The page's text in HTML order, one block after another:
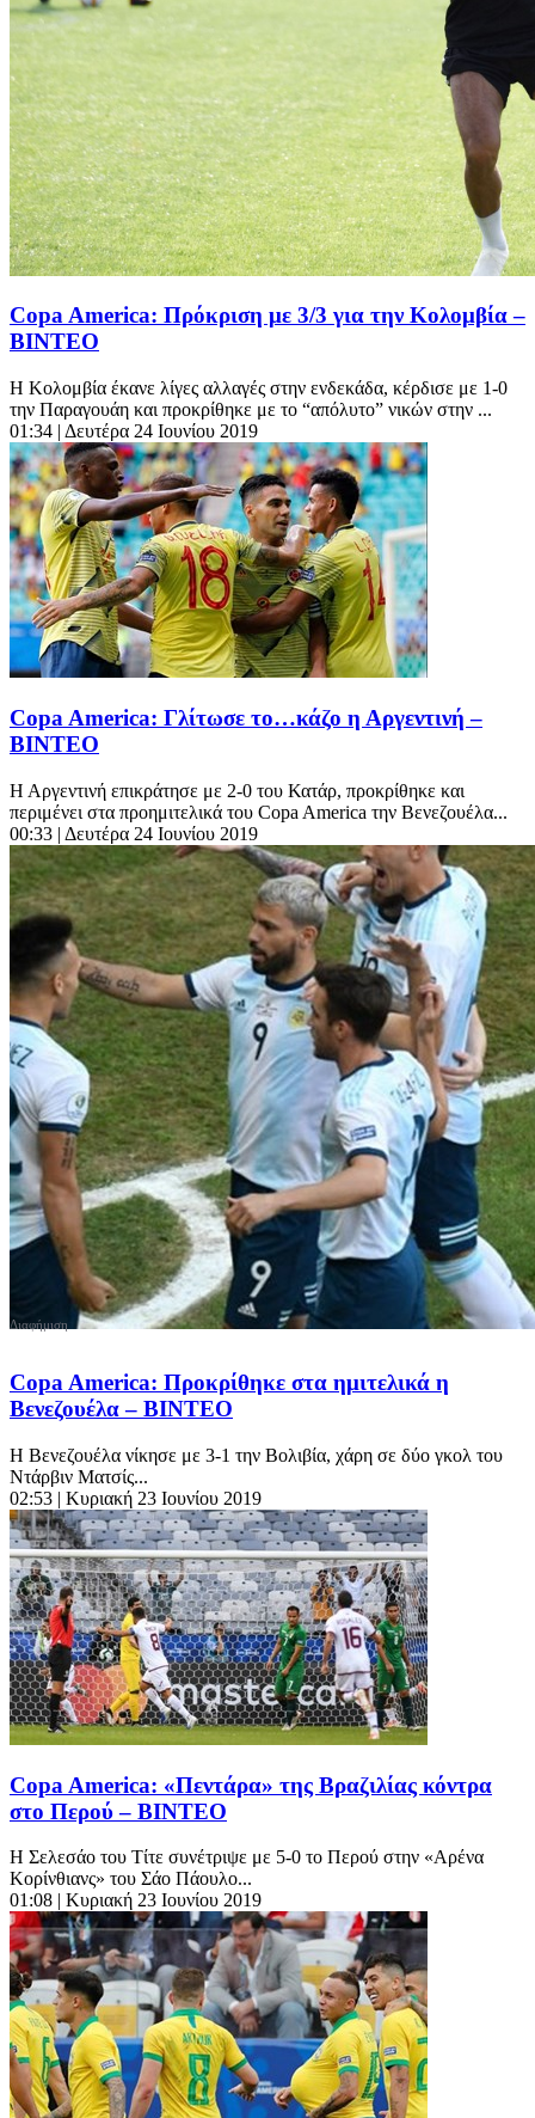
Copa America: Πρόκριση με 3/3 για την Κολομβία –
ΒΙΝΤΕΟ
Η Κολομβία έκανε λίγες αλλαγές στην ενδεκάδα, κέρδισε με 1-0
την Παραγουάη και προκρίθηκε με το “απόλυτο” νικών στην ...
01:34 | Δευτέρα 24 Ιουνίου 2019
Copa America: Γλίτωσε το…κάζο η Αργεντινή –
ΒΙΝΤΕΟ
Η Αργεντινή επικράτησε με 2-0 του Κατάρ, προκρίθηκε και
περιμένει στα προημιτελικά του Copa America την Βενεζουέλα...
00:33 | Δευτέρα 24 Ιουνίου 2019
Copa America: Προκρίθηκε στα ημιτελικά η
Βενεζουέλα – ΒΙΝΤΕΟ
Η Βενεζουέλα νίκησε με 3-1 την Βολιβία, χάρη σε δύο γκολ του
Ντάρβιν Ματσίς...
02:53 | Κυριακή 23 Ιουνίου 2019
Copa America: «Πεντάρα» της Βραζιλίας κόντρα
στο Περού – ΒΙΝΤΕΟ
Η Σελεσάο του Τίτε συνέτριψε με 5-0 το Περού στην «Αρένα
Κορίνθιανς» του Σάο Πάουλο...
01:08 | Κυριακή 23 Ιουνίου 2019